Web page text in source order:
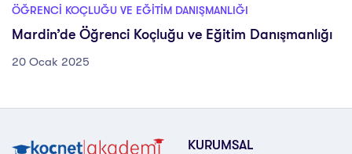
ÖĞRENCI KOÇLUĞU VE EĞITIM DANIŞMANLIĞI
Mardin’de Öğrenci Koçluğu ve Eğitim Danışmanlığı
20 Ocak 2025
KURUMSAL